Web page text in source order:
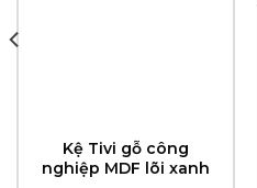
Kệ Tivi gỗ công
nghiệp MDF lõi xanh